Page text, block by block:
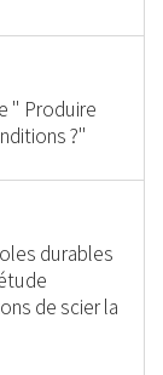
" Produire
?"
durables
de scier la